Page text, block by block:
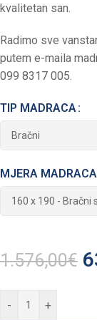
kvalitetan san.
Radimo sve
putem e-maila
099 8317 005.
TIP MADRACA
MJERA MADRACA
1.576,00€
- +